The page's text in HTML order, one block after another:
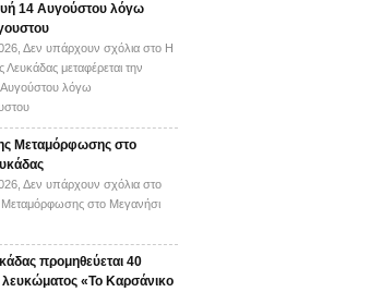
14 Αυγούστου λόγω
Δεν υπάρχουν σχόλια στο Η
Λευκάδας μεταφέρεται την
λόγω
Μεταμόρφωσης στο
Δεν υπάρχουν σχόλια στο
Μεταμόρφωσης στο Μεγανήσι
προμηθεύεται 40
λευκώματος «Το Καρσάνικο